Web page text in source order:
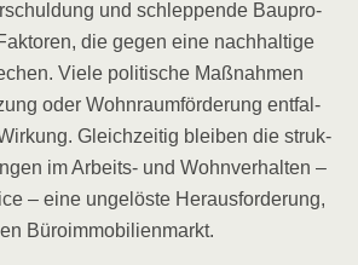
und schlep­pen­de Bau­pro­
die gegen eine nach­hal­ti­ge
Vie­le poli­ti­sche Maß­nah­men
oder Wohn­raum­för­de­rung ent­fal­
Gleich­zei­tig blei­ben die struk­
im Arbeits- und Wohn­ver­hal­ten –
– eine unge­lös­te Her­aus­for­de­rung,
Büroimmobilienmarkt.